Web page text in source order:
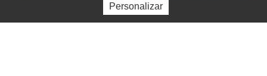
Personalizar